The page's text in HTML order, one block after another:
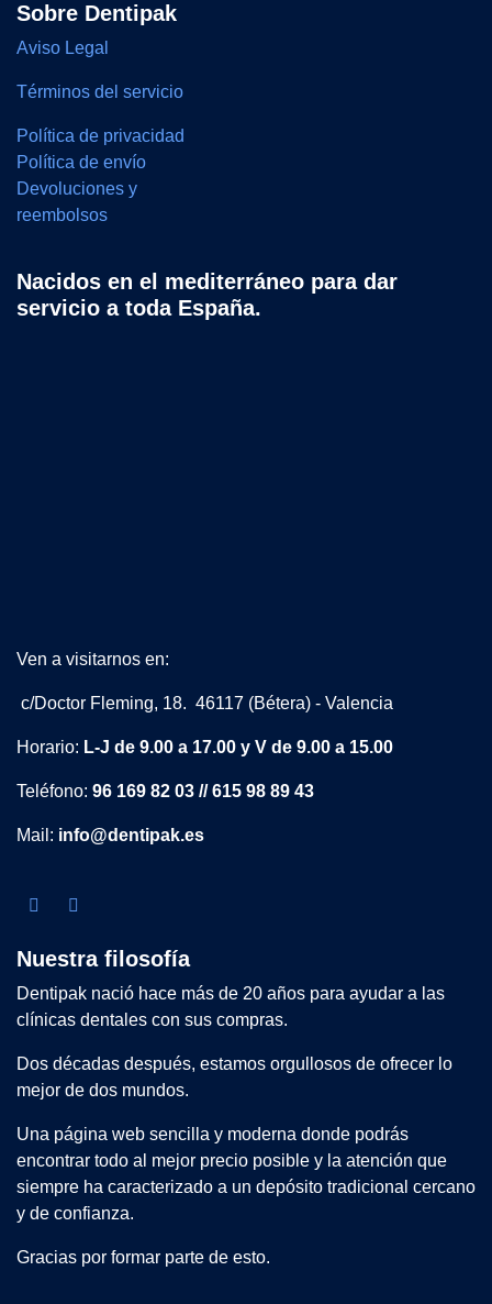
Sobre Dentipak
Aviso Legal
Términos del servicio
Política de privacidad
Política de envío
Devoluciones y
reembolsos
Nacidos en el mediterráneo para dar
servicio a toda España.
Ven a visitarnos en:
c/Doctor Fleming, 18. 46117 (Bétera) - Valencia
Horario: L-J de 9.00 a 17.00 y V de 9.00 a 15.00
Teléfono: 96 169 82 03 // 615 98 89 43
Mail: info@dentipak.es
Nuestra filosofía
Dentipak nació hace más de 20 años para ayudar a las
clínicas dentales con sus compras.
Dos décadas después, estamos orgullosos de ofrecer lo
mejor de dos mundos.
Una página web sencilla y moderna donde podrás
encontrar todo al mejor precio posible y la atención que
siempre ha caracterizado a un depósito tradicional cercano
y de confianza.
Gracias por formar parte de esto.